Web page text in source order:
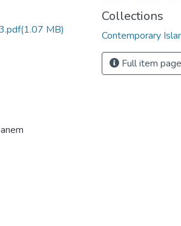
(1.07 MB)
Collections
Full item page